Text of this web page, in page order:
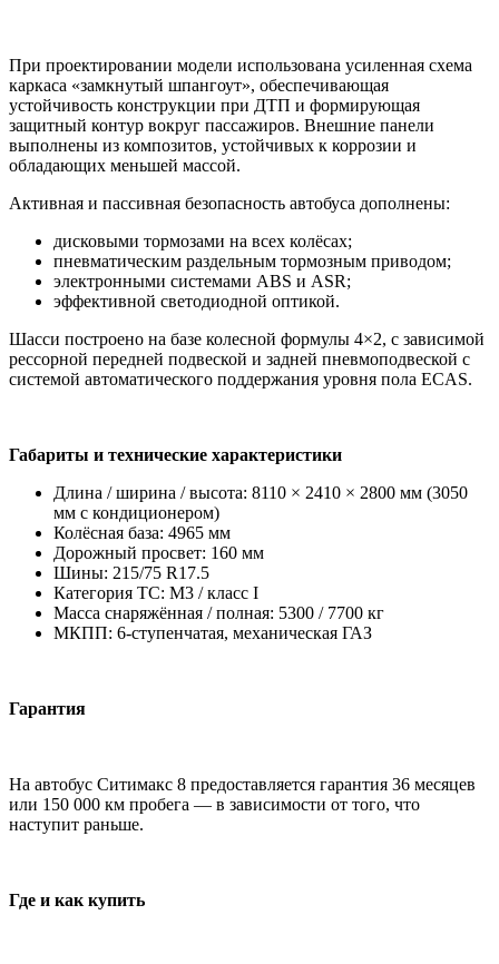
При проектировании модели использована усиленная схема
каркаса «замкнутый шпангоут», обеспечивающая
устойчивость конструкции при ДТП и формирующая
защитный контур вокруг пассажиров. Внешние панели
выполнены из композитов, устойчивых к коррозии и
обладающих меньшей массой.
Активная и пассивная безопасность автобуса дополнены:
дисковыми тормозами на всех колёсах;
пневматическим раздельным тормозным приводом;
электронными системами ABS и ASR;
эффективной светодиодной оптикой.
Шасси построено на базе колесной формулы 4×2, с зависимой
рессорной передней подвеской и задней пневмоподвеской с
системой автоматического поддержания уровня пола ECAS.
Габариты и технические характеристики
Длина / ширина / высота: 8110 × 2410 × 2800 мм (3050
мм с кондиционером)
Колёсная база: 4965 мм
Дорожный просвет: 160 мм
Шины: 215/75 R17.5
Категория ТС: M3 / класс I
Масса снаряжённая / полная: 5300 / 7700 кг
МКПП: 6-ступенчатая, механическая ГАЗ
Гарантия
На автобус Ситимакс 8 предоставляется гарантия 36 месяцев
или 150 000 км пробега — в зависимости от того, что
наступит раньше.
Где и как купить